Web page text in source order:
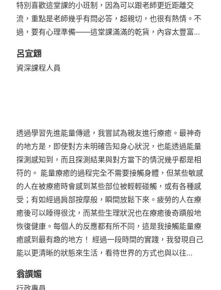
特別喜歡這堂課的小班制，因為可以跟老師更近距離交
流，重點是老師幾乎有問必答，超親切，也很有熱情。不
過，要有心理準備——這堂課滿滿的乾貨，內容太豐富…
呂宜翝
資深課程人員
透過學習先進能量傳遞，我嘗試為親友進行療癒。最神奇
的地方是，即使對方未明確告知身心狀況，也能透過能量
探測感知到，而且探測結果與對方當下的情況幾乎都是相
符的。 能量療癒的過程完全不需要接觸身體，但某些敏感
的人在被療癒時會感到某些部位被輕輕碰觸，或有各種感
受；有如經過肩部按摩般，瞬間放鬆下來。疲勞的人在療
癒後可以睡得很沈，而某些生理狀況也在療癒後奇蹟般地
恢復健康。每個人的反應都有所不同，這是我接觸能量療
癒感到最有趣的地方！ 經過一段時間的實踐，我發現自己
能以更清晰的狀態來生活，看待世界的方式也與以往…
翁譔媚